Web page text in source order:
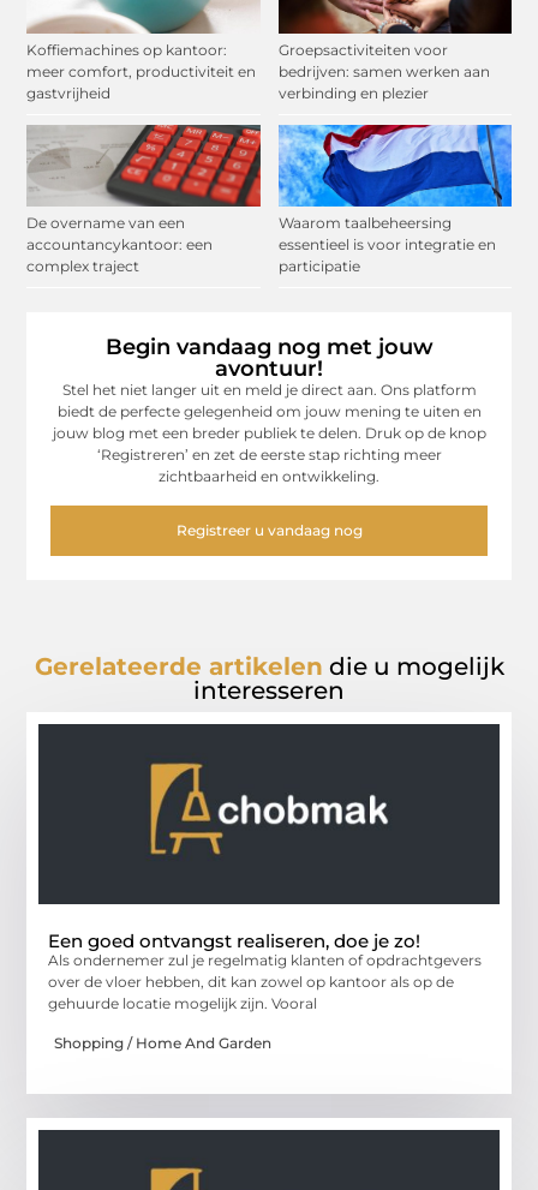
Koffiemachines op kantoor:
meer comfort, productiviteit en
gastvrijheid
Groepsactiviteiten voor
bedrijven: samen werken aan
verbinding en plezier
De overname van een
accountancykantoor: een
complex traject
Waarom taalbeheersing
essentieel is voor integratie en
participatie
Begin vandaag nog met jouw
avontuur!
Stel het niet langer uit en meld je direct aan. Ons platform
biedt de perfecte gelegenheid om jouw mening te uiten en
jouw blog met een breder publiek te delen. Druk op de knop
‘Registreren’ en zet de eerste stap richting meer
zichtbaarheid en ontwikkeling.
Registreer u vandaag nog
Gerelateerde artikelen die u mogelijk
interesseren
Een goed ontvangst realiseren, doe je zo!
Als ondernemer zul je regelmatig klanten of opdrachtgevers
over de vloer hebben, dit kan zowel op kantoor als op de
gehuurde locatie mogelijk zijn. Vooral
Shopping / Home And Garden